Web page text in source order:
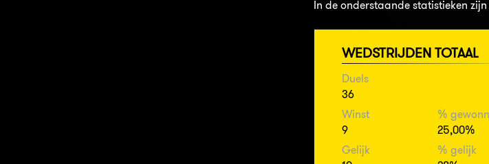
In de onderstaande statistieken zijn
WEDSTRIJDEN TOTAAL
Duels
36
Winst
9
%
25,00%
Gelijk
% gelijk